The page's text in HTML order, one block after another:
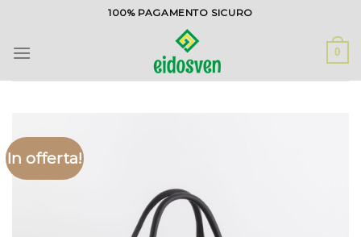
contenuti
100% PAGAMENTO SICURO
0
In offerta!